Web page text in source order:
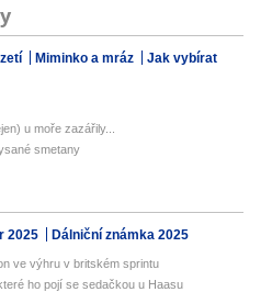
Miminko a mráz
Jak vybírat
u moře zazářily...
smetany
2025 Dálniční známka 2025
ve výhru v britském sprintu
ho pojí se sedačkou u Haasu